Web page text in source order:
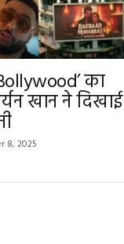
का
खान ने दिखाई
8, 2025